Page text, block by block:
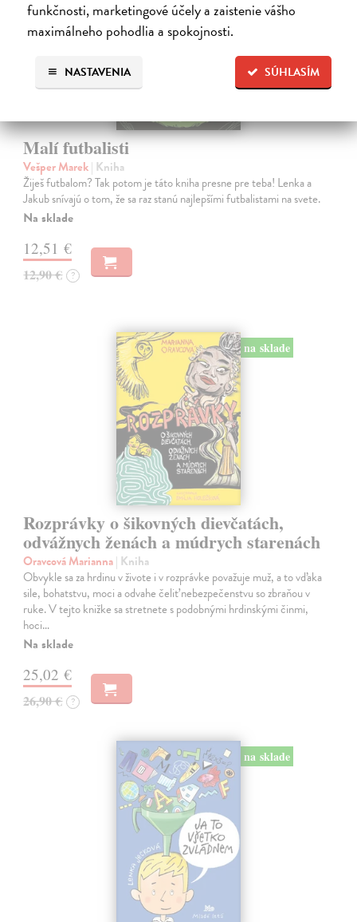
funkčnosti, marketingové účely a zaistenie vášho
maximálneho pohodlia a spokojnosti.
SÚHLASÍM
NASTAVENIA
Malí futbalisti
Vešper Marek| Kniha
Žiješ futbalom? Tak potom je táto kniha presne pre teba! Lenka a
Jakub snívajú o tom, že sa raz stanú najlepšími futbalistami na svete.
Na sklade
12,51 €
12,90 € ?
na sklade
Rozprávky o šikovných dievčatách,
odvážnych ženách a múdrych starenách
Oravcová Marianna| Kniha
Obvykle sa za hrdinu v živote i v rozprávke považuje muž, a to vďaka
sile, bohatstvu, moci a odvahe čeliť nebezpečenstvu so zbraňou v
ruke. V tejto knižke sa stretnete s podobnými hrdinskými činmi,
hoci…
Na sklade
25,02 €
26,90 € ?
na sklade